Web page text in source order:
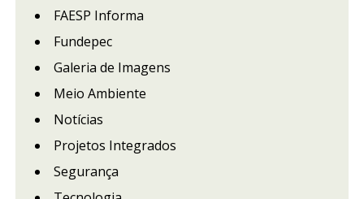
FAESP Informa
Fundepec
Galeria de Imagens
Meio Ambiente
Notícias
Projetos Integrados
Segurança